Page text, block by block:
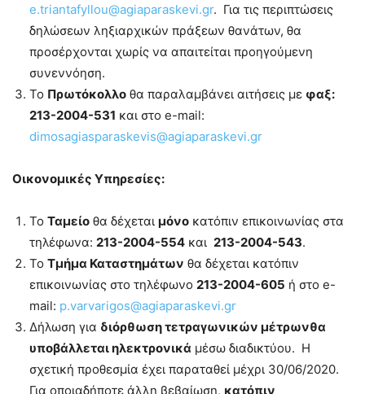
e.triantafyllou@agiaparaskevi.gr. Για τις περιπτώσεις
δηλώσεων ληξιαρχικών πράξεων θανάτων, θα
προσέρχονται χωρίς να απαιτείται προηγούμενη
συνεννόηση.
Το Πρωτόκολλο θα παραλαμβάνει αιτήσεις με φαξ:
213-2004-531 και στο e-mail:
dimosagiasparaskevis@agiaparaskevi.gr
Οικονομικές Υπηρεσίες:
Το Ταμείο θα δέχεται μόνο κατόπιν επικοινωνίας στα
τηλέφωνα: 213-2004-554 και 213-2004-543.
Το Τμήμα Καταστημάτων θα δέχεται κατόπιν
επικοινωνίας στο τηλέφωνο 213-2004-605 ή στο e-
mail: p.varvarigos@agiaparaskevi.gr
Δήλωση για διόρθωση τετραγωνικών μέτρωνθα
υποβάλλεται ηλεκτρονικά μέσω διαδικτύου. Η
σχετική προθεσμία έχει παραταθεί μέχρι 30/06/2020.
Για οποιαδήποτε άλλη βεβαίωση, κατόπιν